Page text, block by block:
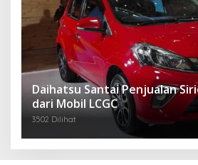
Daihatsu Santai Penjualan
dari Mobil LCGC
3502 Dilihat